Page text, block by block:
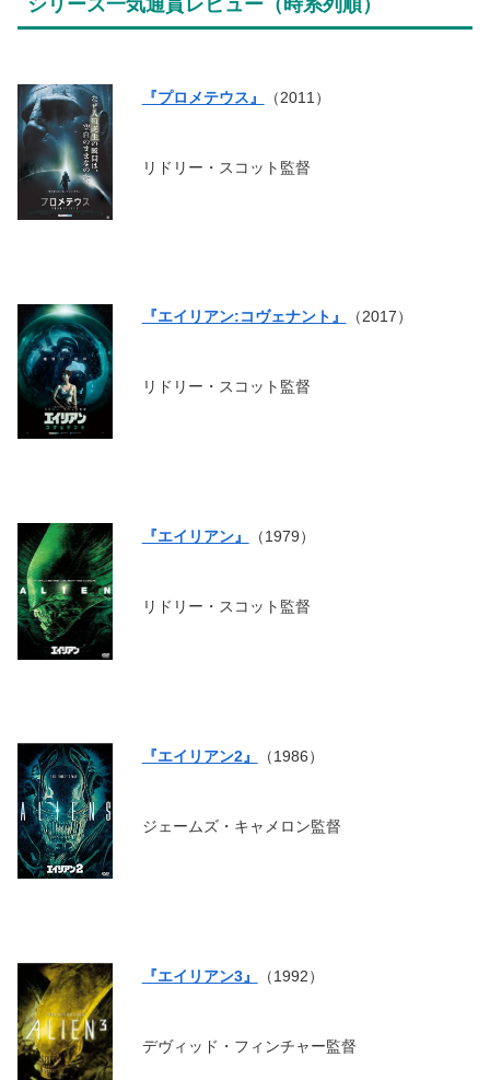
『プロメテウス』 （2011）
リドリー・スコット監督
『エイリアン:コヴェナント』 （2017）
リドリー・スコット監督
『エイリアン』 （1979）
リドリー・スコット監督
『エイリアン2』 （1986）
ジェームズ・キャメロン監督
『エイリアン3』 （1992）
デヴィッド・フィンチャー監督